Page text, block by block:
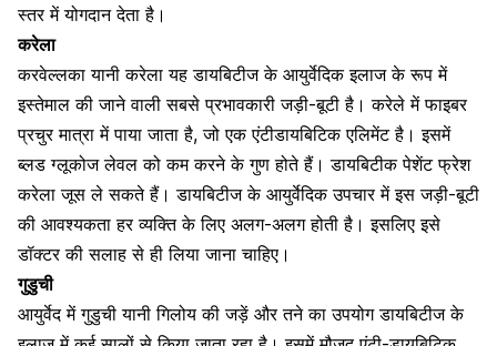
स्तर में योगदान देता है।
करेला
करवेल्लका यानी करेला यह डायबिटीज के आयुर्वेदिक इलाज के रूप में
इस्तेमाल की जाने वाली सबसे प्रभावकारी जड़ी-बूटी है। करेले में फाइबर
प्रचुर मात्रा में पाया जाता है, जो एक एंटीडायबिटिक एलिमेंट है। इसमें
ब्लड ग्लूकोज लेवल को कम करने के गुण होते हैं। डायबिटीक पेशेंट फ्रेश
करेला जूस ले सकते हैं। डायबिटीज के आयुर्वेदिक उपचार में इस जड़ी-बूटी
की आवश्यकता हर व्यक्ति के लिए अलग-अलग होती है। इसलिए इसे
डॉक्टर की सलाह से ही लिया जाना चाहिए।
गुडुची
आयुर्वेद में गुडुची यानी गिलोय की जड़ें और तने का उपयोग डायबिटीज के